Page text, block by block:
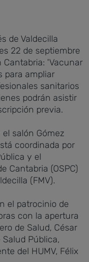
de Valdecilla
22 de septiembre
'Vacunar
para ampliar
sanitarios
podrán asistir
previa.
salón Gómez
coordinada por
y el
Cantabria (OSPC)
(FMV).
el patrocinio de
con la apertura
de Salud, César
Pública,
del HUMV, Félix